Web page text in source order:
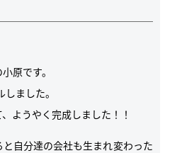
原です。
ました。
ようやく完成しました！！
自分達の会社も生まれ変わった